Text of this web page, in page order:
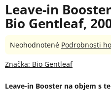
Leave-in
Bio Gentleaf,
Leave-in Booster na objem s
Priemerné
produktu
z
Neohodnotené Podrobnosti
Značka: Bio Gentleaf